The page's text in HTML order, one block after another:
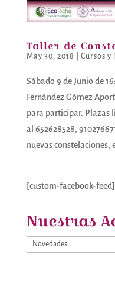
Taller de
May 30, 2018 Cursos y
Sábado 9 de Junio de
Fernández Gómez
para participar. Plazas
al 652628528,
nuevas constelaciones,
[custom-facebook-feed]
Nuestras
Nuestras